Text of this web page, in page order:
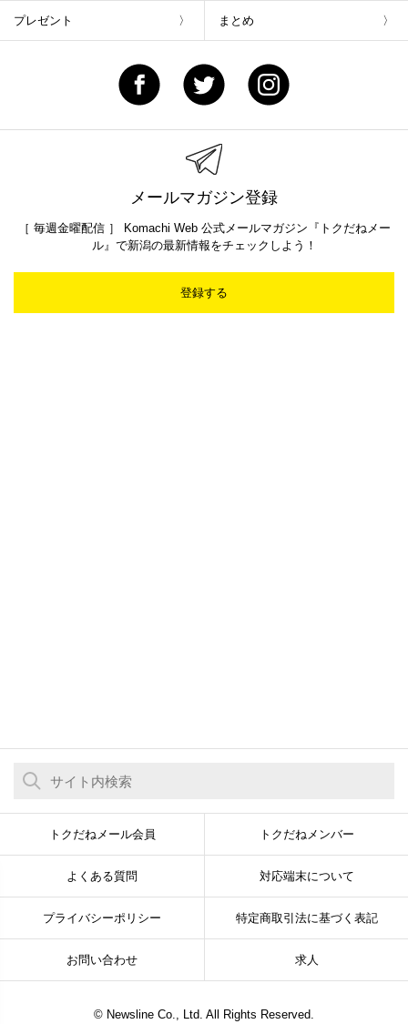
プレゼント まとめ
メールマガジン登録
［ 毎週金曜配信 ］ Komachi Web 公式メールマガジン『トクだねメー
ル』で新潟の最新情報をチェックしよう！
登録する
トクだねメール会員 トクだねメンバー
よくある質問 対応端末について
プライバシーポリシー 特定商取引法に基づく表記
お問い合わせ 求人
© Newsline Co., Ltd. All Rights Reserved.